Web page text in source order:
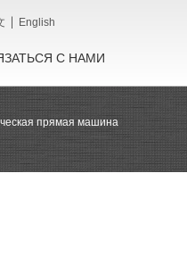
English
С НАМИ
прямая машина